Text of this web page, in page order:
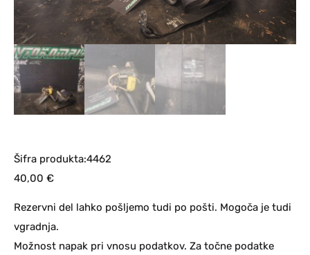
Šifra produkta:4462
40,00 €
Rezervni del lahko pošljemo tudi po pošti. Mogoča je tudi
vgradnja.
Možnost napak pri vnosu podatkov. Za točne podatke